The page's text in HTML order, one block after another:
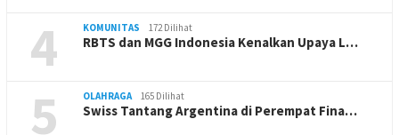
4 KOMUNITAS 172 Dilihat
RBTS dan MGG Indonesia Kenalkan Upaya L…
5 OLAHRAGA 165 Dilihat
Swiss Tantang Argentina di Perempat Fina…